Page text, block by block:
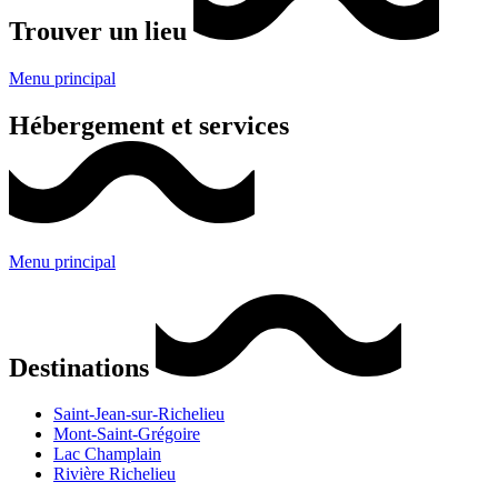
Trouver un lieu
Menu principal
Hébergement et services
Menu principal
Destinations
Saint-Jean-sur-Richelieu
Mont-Saint-Grégoire
Lac Champlain
Rivière Richelieu